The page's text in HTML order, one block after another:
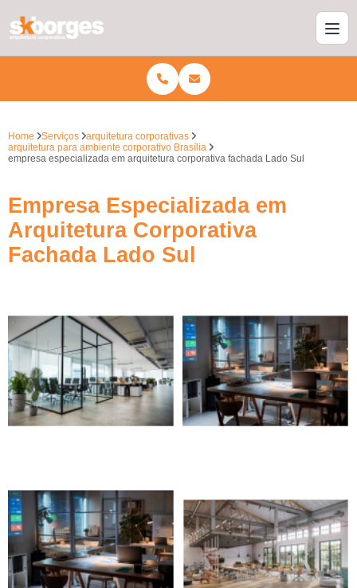
Home Serviços
arquitetura corporativas
arquitetura para ambiente corporativo Brasília
empresa especializada em arquitetura corporativa fachada Lado Sul
Empresa Especializada em
Arquitetura Corporativa
Fachada Lado Sul